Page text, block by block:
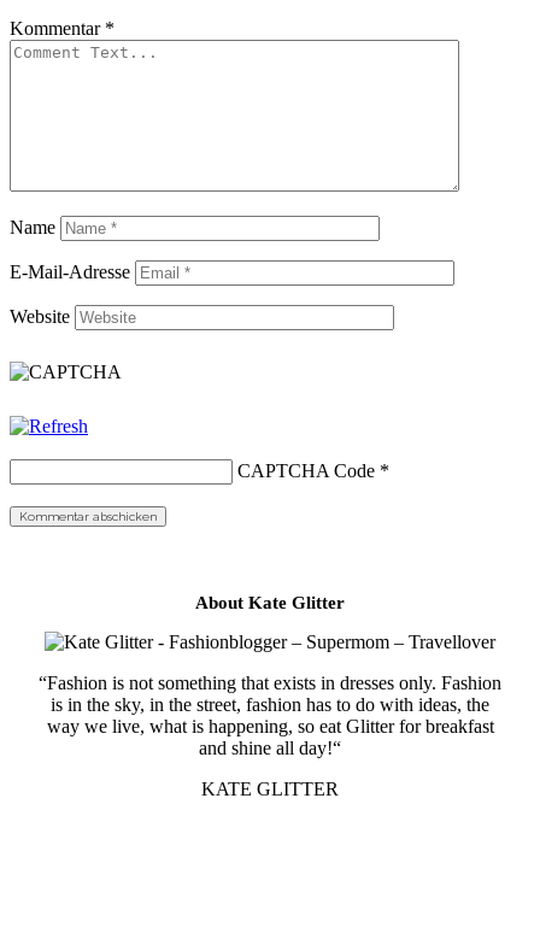
Kommentar *
Name
E-Mail-Adresse
Website
CAPTCHA Code *
About Kate Glitter
“Fashion is not something that exists in dresses only. Fashion
is in the sky, in the street, fashion has to do with ideas, the
way we live, what is happening, so eat Glitter for breakfast
and shine all day!“
KATE GLITTER